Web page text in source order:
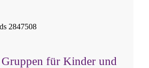
für Kinder und